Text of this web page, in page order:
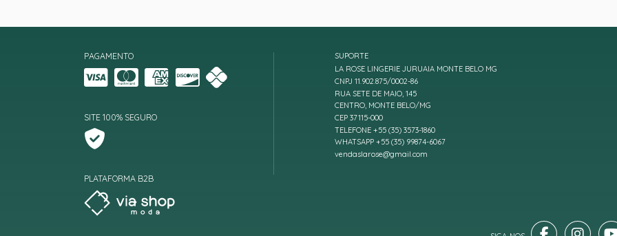
PAGAMENTO
SITE 100% SEGURO
PLATAFORMA B2B
SUPORTE
LA ROSE LINGERIE JURUAIA MONTE BELO MG
CNPJ 11.902.875/0002-86
RUA SETE DE MAIO, 145
CENTRO, MONTE BELO/MG
CEP 37115-000
TELEFONE +55 (35) 3573-1860
WHATSAPP +55 (35) 99874-6067
vendaslarose@gmail.com